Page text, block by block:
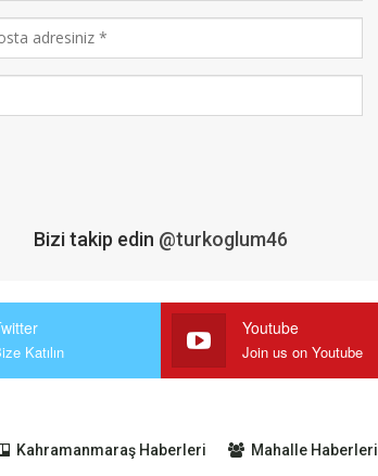
Bizi takip edin @turkoglum46
Katılın
Youtube
Join us on Youtube
Kahramanmaraş Haberleri Mahalle Haberleri